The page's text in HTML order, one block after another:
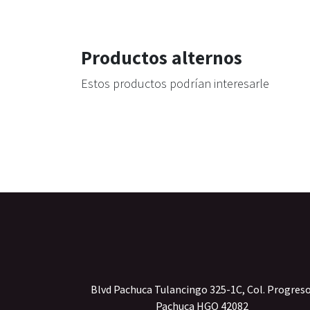
Productos alternos
Estos productos podrían interesarle
Blvd Pachuca Tulancingo 325-1C, Col.
Pachuca HGO 42082